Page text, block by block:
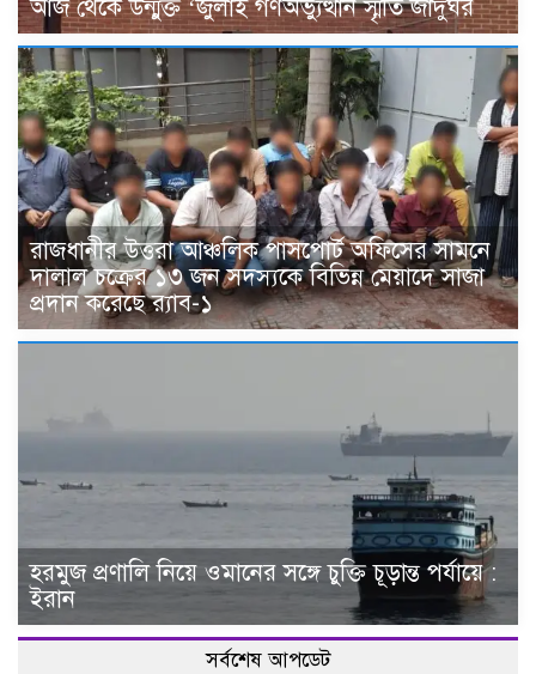
আজ থেকে উন্মুক্ত ‘জুলাই গণঅভ্যুত্থান স্মৃতি জাদুঘর
রাজধানীর উত্তরা আঞ্চলিক পাসপোর্ট অফিসের সামনে
দালাল চক্রের ১৩ জন সদস্যকে বিভিন্ন মেয়াদে সাজা
প্রদান করেছে র‌্যাব-১
হরমুজ প্রণালি নিয়ে ওমানের সঙ্গে চুক্তি চূড়ান্ত পর্যায়ে :
ইরান
সর্বশেষ আপডেট